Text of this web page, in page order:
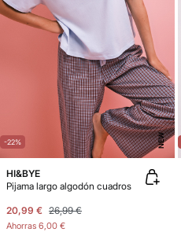
-22% NEW
HI&BYE
Pijama largo algodón cuadros
20,99 € 26,99 €
Ahorras 6,00 €